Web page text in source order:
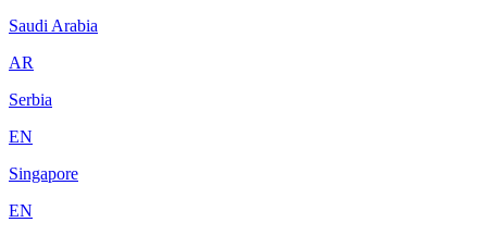
Saudi Arabia
AR
Serbia
EN
Singapore
EN